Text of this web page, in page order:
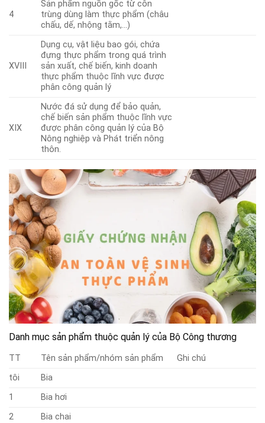
4
Sản phẩm nguồn gốc từ côn
trùng dùng làm thực phẩm (châu
chấu, dế, nhộng tằm,…)
XVIII
Dụng cụ, vật liệu bao gói, chứa
đựng thực phẩm trong quá trình
sản xuất, chế biến, kinh doanh
thực phẩm thuộc lĩnh vực được
phân công quản lý
XIX
Nước đá sử dụng để bảo quản,
chế biến sản phẩm thuộc lĩnh vực
được phân công quản lý của Bộ
Nông nghiệp và Phát triển nông
thôn.
Danh mục sản phẩm thuộc quản lý của Bộ Công thương
TT Tên sản phẩm/nhóm sản phẩm
Ghi chú
tôi
Bia
1
Bia hơi
2
Bia chai